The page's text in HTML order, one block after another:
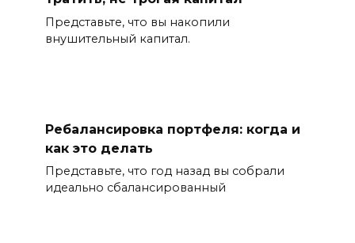
Представьте, что вы накопили
внушительный капитал.
Ребалансировка портфеля: когда и
как это делать
Представьте, что год назад вы собрали
идеально сбалансированный